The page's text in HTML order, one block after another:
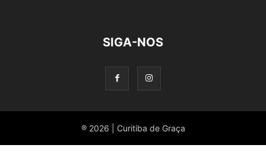
SIGA-NOS
® 2026 | Curitiba de Graça